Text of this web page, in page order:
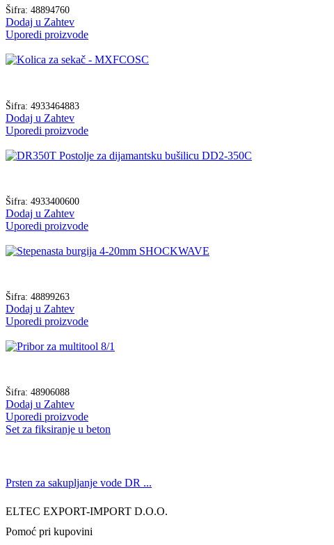
Šifra: 48894760
Dodaj u Zahtev
Uporedi proizvode
Šifra: 4933464883
Dodaj u Zahtev
Uporedi proizvode
Šifra: 4933400600
Dodaj u Zahtev
Uporedi proizvode
Šifra: 48899263
Dodaj u Zahtev
Uporedi proizvode
Šifra: 48906088
Dodaj u Zahtev
Uporedi proizvode
Set za fiksiranje u beton
Prsten za sakupljanje vode DR ...
ELTEC EXPORT-IMPORT D.O.O.
Pomoć pri kupovini